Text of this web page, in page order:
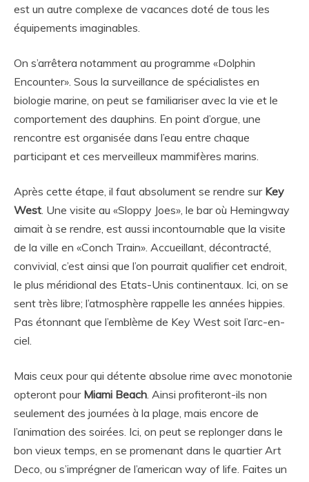
est un autre complexe de vacances doté de tous les
équipements imaginables.
On s’arrêtera notamment au programme «Dolphin
Encounter». Sous la surveillance de spécialistes en
biologie marine, on peut se familiariser avec la vie et le
comportement des dauphins. En point d’orgue, une
rencontre est organisée dans l’eau entre chaque
participant et ces merveilleux mammifères marins.
Après cette étape, il faut absolument se rendre sur Key
West . Une visite au «Sloppy Joes», le bar où Hemingway
aimait à se rendre, est aussi incontournable que la visite
de la ville en «Conch Train». Accueillant, décontracté,
convivial, c’est ainsi que l’on pourrait qualifier cet endroit,
le plus méridional des Etats-Unis continentaux. Ici, on se
sent très libre; l’atmosphère rappelle les années hippies.
Pas étonnant que l’emblème de Key West soit l’arc-en-
ciel.
Mais ceux pour qui détente absolue rime avec monotonie
opteront pour Miami Beach . Ainsi profiteront-ils non
seulement des journées à la plage, mais encore de
l’animation des soirées. Ici, on peut se replonger dans le
bon vieux temps, en se promenant dans le quartier Art
Deco, ou s’imprégner de l’american way of life. Faites un